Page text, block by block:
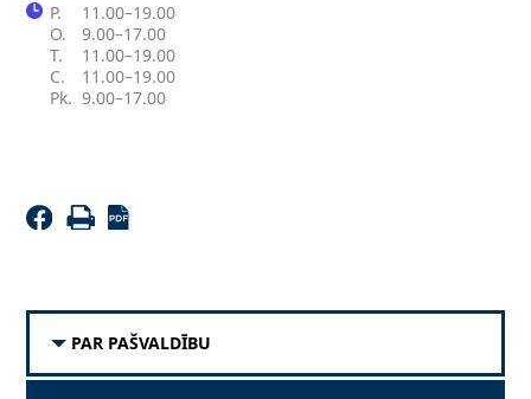
PAR PAŠVALDĪBU
P.
11.00–19.00
O.
9.00–17.00
T.
11.00–19.00
C.
11.00–19.00
Pk. 9.00–17.00